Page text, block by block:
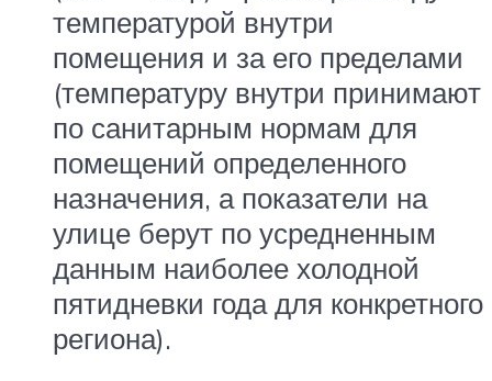
температурой внутри
помещения и за его пределами
(температуру внутри принимают
по санитарным нормам для
помещений определенного
назначения, а показатели на
улице берут по усредненным
данным наиболее холодной
пятидневки года для конкретного
региона).